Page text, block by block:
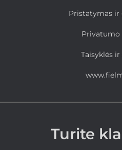
Pristatymas ir
Privatumo
Taisyklės
Turite